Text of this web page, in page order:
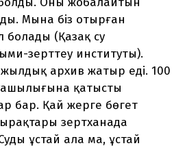
Мына біз отырған
болады (Қазақ су
зерттеу институты).
архив жатыр еді. 100
қатысты
бар. Қай жерге бөгет
зертханада
ұстай ала ма, ұстай